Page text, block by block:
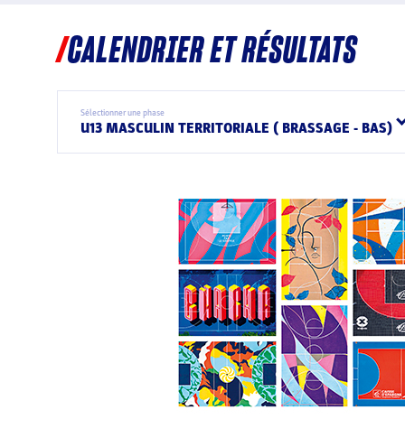
CALENDRIER ET RÉSULTATS
Sélectionner une phase
U13 MASCULIN TERRITORIALE ( BRASSAGE - BAS)